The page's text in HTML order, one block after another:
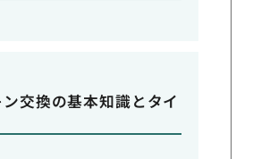
交換の基本知識とタイ